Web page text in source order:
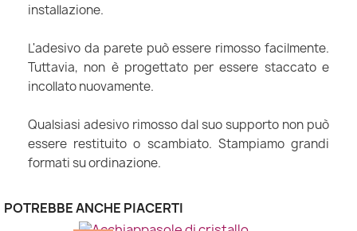
installazione.
L'adesivo da parete può essere rimosso facilmente.
Tuttavia, non è progettato per essere staccato e
incollato nuovamente.
Qualsiasi adesivo rimosso dal suo supporto non può
essere restituito o scambiato. Stampiamo grandi
formati su ordinazione.
POTREBBE ANCHE PIACERTI